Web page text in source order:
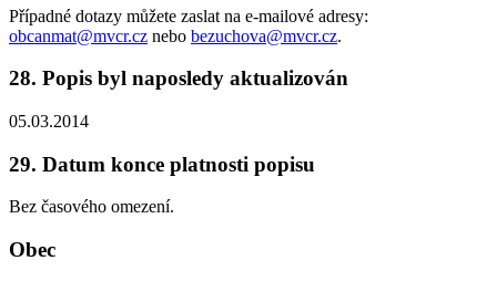
Případné dotazy můžete zaslat na e-mailové adresy:
obcanmat@mvcr.cz nebo bezuchova@mvcr.cz.
28. Popis byl naposledy aktualizován
05.03.2014
29. Datum konce platnosti popisu
Bez časového omezení.
Obec